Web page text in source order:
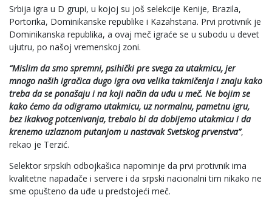
Srbija igra u D grupi, u kojoj su još selekcije Kenije, Brazila,
Portorika, Dominikanske republike i Kazahstana. Prvi protivnik je
Dominikanska republika, a ovaj meč igraće se u subodu u devet
ujutru, po našoj vremenskoj zoni.
“Mislim da smo spremni, psihički pre svega za utakmicu, jer
mnogo naših igračica dugo igra ova velika takmičenja i znaju kako
treba da se ponašaju i na koji način da uđu u meč. Ne bojim se
kako ćemo da odigramo utakmicu, uz normalnu, pametnu igru,
bez ikakvog potcenivanja, trebalo bi da dobijemo utakmicu i da
krenemo uzlaznom putanjom u nastavak Svetskog prvenstva”,
rekao je Terzić.
Selektor srpskih odbojkašica napominje da prvi protivnik ima
kvalitetne napadače i servere i da srpski nacionalni tim nikako ne
sme opušteno da uđe u predstojeći meč.